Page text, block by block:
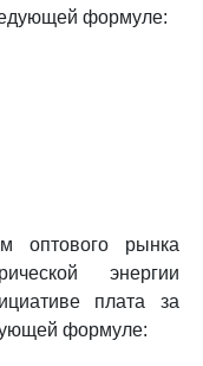
формуле:
оптового рынка
энергии
плата за
формуле: